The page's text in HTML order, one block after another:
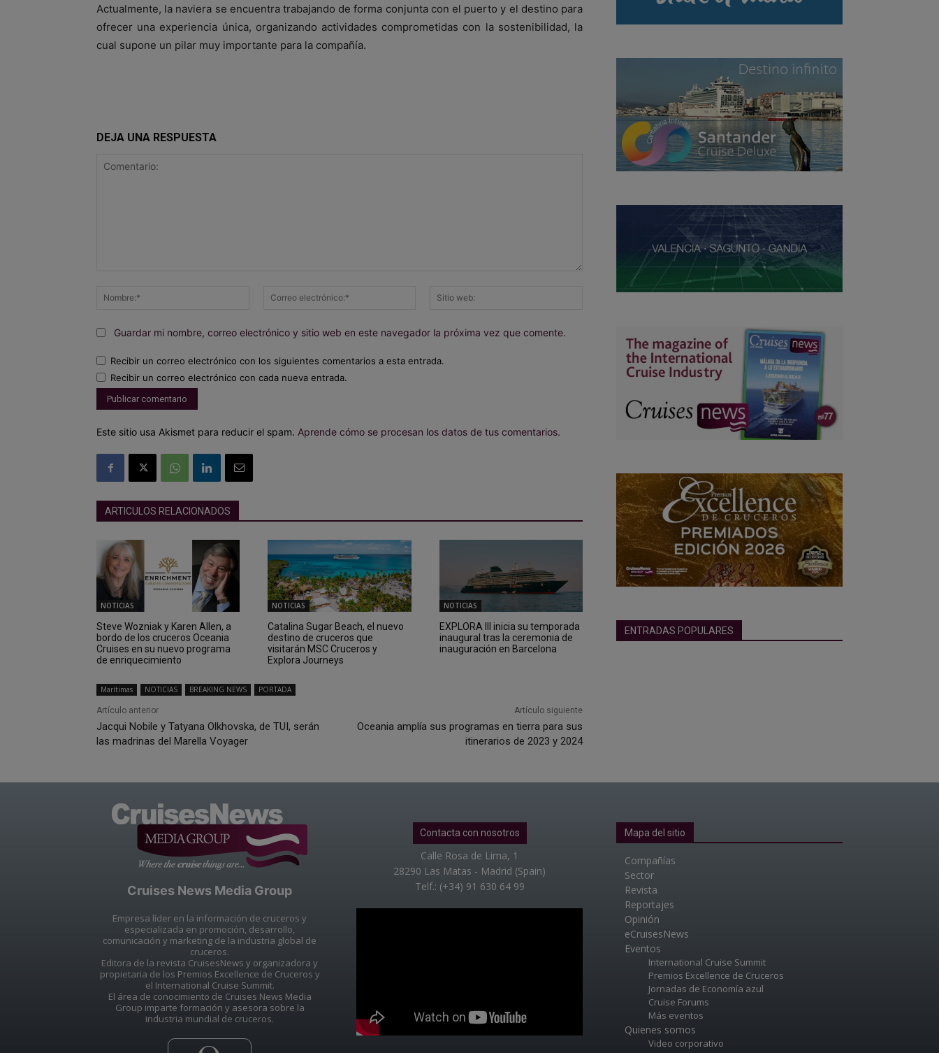
Actualmente, la naviera se encuentra trabajando de forma conjunta con el puerto y el destino para
ofrecer una experiencia única, organizando actividades comprometidas con la sostenibilidad, la
cual supone un pilar muy importante para la compañía.
DEJA UNA RESPUESTA
Nombre:*
Correo
Guardar mi nombre, correo electrónico y sitio web en este navegador la próxima vez que comente.
Recibir un correo electrónico con los siguientes comentarios a esta entrada.
Recibir un correo electrónico con cada nueva entrada.
Este sitio usa Akismet para reducir el spam. Aprende cómo se procesan los datos de tus comentarios.
ARTICULOS RELACIONADOS
NOTICIAS
Steve Wozniak y Karen Allen, a
bordo de los cruceros Oceania
Cruises en su nuevo programa
de enriquecimiento
NOTICIAS
Catalina Sugar Beach, el nuevo
destino de cruceros que
visitarán MSC Cruceros y
Explora Journeys
NOTICIAS
EXPLORA III inicia su temporada
inaugural tras la ceremonia de
inauguración en Barcelona
Marítimas NOTICIAS BREAKING NEWS PORTADA
Artículo anterior
Jacqui Nobile y Tatyana Olkhovska, de TUI, serán
las madrinas del Marella Voyager
Artículo siguiente
Oceania amplía sus programas en tierra para sus
itinerarios de 2023 y 2024
ENTRADAS POPULARES
Cruises News Media Group
Empresa líder en la información de cruceros y
especializada en promoción, desarrollo,
comunicación y marketing de la industria global de
cruceros.
Editora de la revista CruisesNews y organizadora y
propietaria de los Premios Excellence de Cruceros y
el International Cruise Summit.
El área de conocimiento de Cruises News Media
Group imparte formación y asesora sobre la
industria mundial de cruceros.
Contacta con nosotros
Calle Rosa de Lima, 1
28290 Las Matas - Madrid (Spain)
Telf.: (+34) 91 630 64 99
Mapa del sitio
Compañías
Sector
Revista
Reportajes
Opinión
eCruisesNews
Eventos
International Cruise Summit
Premios Excellence de Cruceros
Jornadas de Economía azul
Cruise Forums
Más eventos
Quienes somos
Video corporativo